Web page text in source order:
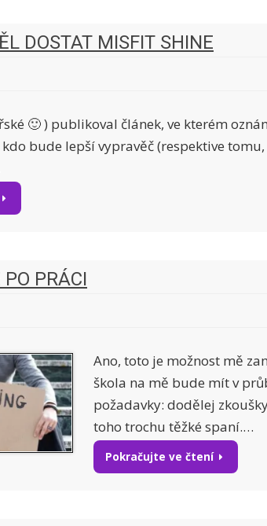
DOSTAT MISFIT SHINE
🙂 ) publikoval článek, ve kterém
bude lepší vypravěč (respektive
PRÁCI
Ano, toto je možnost mě
škola na mě bude mít v
požadavky: dodělej
toho trochu těžké spaní.…
Pokračujte ve čtení